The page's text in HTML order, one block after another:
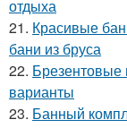
отдыха
21. Красивые
бани из бруса
22.
варианты
23. Банный